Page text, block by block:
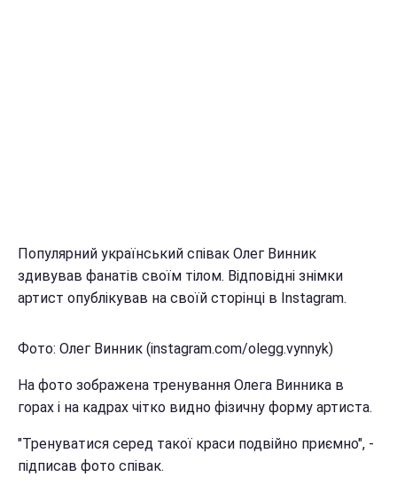
Популярний український співак Олег Винник
здивував фанатів своїм тілом. Відповідні знімки
артист опублікував на своїй сторінці в Instagram.
Фото: Олег Винник (instagram.com/olegg.vynnyk)
На фото зображена тренування Олега Винника в
горах і на кадрах чітко видно фізичну форму артиста.
"Тренуватися серед такої краси подвійно приємно", -
підписав фото співак.